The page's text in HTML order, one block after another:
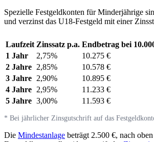
Spezielle Festgeldkonten für Minderjährige
und verzinst das U18-Festgeld mit einer
Laufzeit Zinssatz p.a. Endbetrag bei
1 Jahr
2,75%
10.275 €
2 Jahre 2,85%
10.578 €
3 Jahre 2,90%
10.895 €
4 Jahre 2,95%
11.233 €
5 Jahre 3,00% 11.593 €
* Bei jährlicher Zinsgutschrift auf das
Die Mindestanlage beträgt 2.500 €, nach